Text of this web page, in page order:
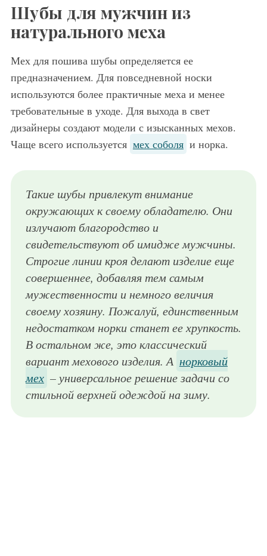
Шубы для мужчин из
натурального меха
Мех для пошива шубы определяется ее
предназначением. Для повседневной носки
используются более практичные меха и менее
требовательные в уходе. Для выхода в свет
дизайнеры создают модели с изысканных мехов.
Чаще всего используется мех соболя и норка.
Такие шубы привлекут внимание
окружающих к своему обладателю. Они
излучают благородство и
свидетельствуют об имидже мужчины.
Строгие линии кроя делают изделие еще
совершеннее, добавляя тем самым
мужественности и немного величия
своему хозяину. Пожалуй, единственным
недостатком норки станет ее хрупкость.
В остальном же, это классический
вариант мехового изделия. А норковый
мех – универсальное решение задачи со
стильной верхней одеждой на зиму.